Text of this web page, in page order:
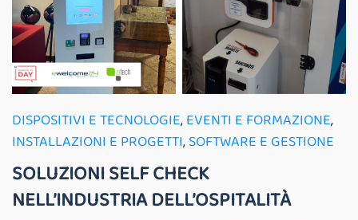
DISPOSITIVI E TECNOLOGIE,EVENTI E FORMAZIONE,
INSTALLAZIONI E PROGETTI,SOFTWARE E GESTIONE
SOLUZIONI SELF CHECK
NELL’INDUSTRIA DELL’OSPITALITÀ